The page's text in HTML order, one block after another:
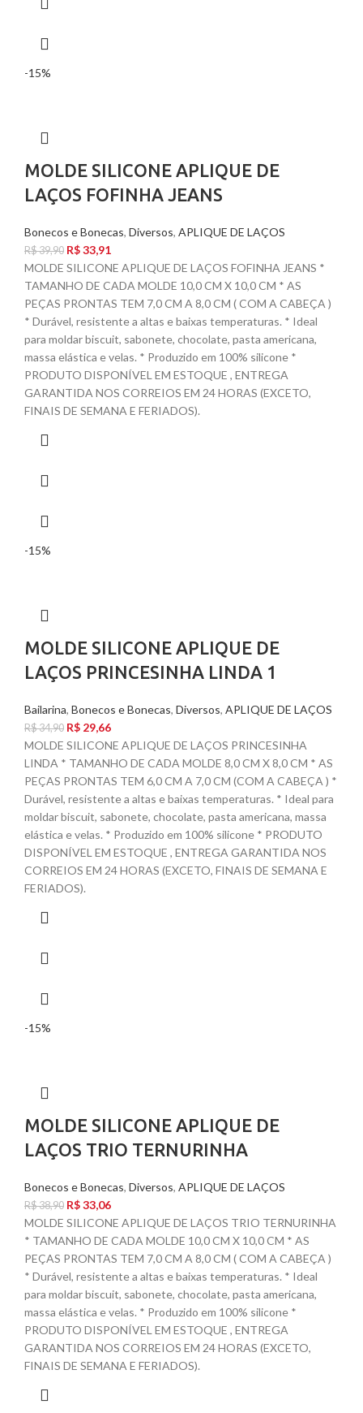
-15%
MOLDE SILICONE APLIQUE DE
LAÇOS FOFINHA JEANS
Bonecos e Bonecas, Diversos, APLIQUE DE LAÇOS
R$39,90 R$33,91
MOLDE SILICONE APLIQUE DE LAÇOS FOFINHA JEANS *
TAMANHO DE CADA MOLDE 10,0 CM X 10,0 CM * AS
PEÇAS PRONTAS TEM 7,0 CM A 8,0 CM ( COM A CABEÇA )
* Durável, resistente a altas e baixas temperaturas. * Ideal
para moldar biscuit, sabonete, chocolate, pasta americana,
massa elástica e velas. * Produzido em 100% silicone *
PRODUTO DISPONÍVEL EM ESTOQUE , ENTREGA
GARANTIDA NOS CORREIOS EM 24 HORAS (EXCETO,
FINAIS DE SEMANA E FERIADOS).
-15%
MOLDE SILICONE APLIQUE DE
LAÇOS PRINCESINHA LINDA 1
Bailarina, Bonecos e Bonecas, Diversos, APLIQUE DE LAÇOS
R$34,90 R$ 29,66
MOLDE SILICONE APLIQUE DE LAÇOS PRINCESINHA
LINDA * TAMANHO DE CADA MOLDE 8,0 CM X 8,0 CM * AS
PEÇAS PRONTAS TEM 6,0 CM A 7,0 CM (COM A CABEÇA ) *
Durável, resistente a altas e baixas temperaturas. * Ideal para
moldar biscuit, sabonete, chocolate, pasta americana, massa
elástica e velas. * Produzido em 100% silicone * PRODUTO
DISPONÍVEL EM ESTOQUE , ENTREGA GARANTIDA NOS
CORREIOS EM 24 HORAS (EXCETO, FINAIS DE SEMANA E
FERIADOS).
-15%
MOLDE SILICONE APLIQUE DE
LAÇOS TRIO TERNURINHA
Bonecos e Bonecas, Diversos, APLIQUE DE LAÇOS
R$38,90 R$33,06
MOLDE SILICONE APLIQUE DE LAÇOS TRIO TERNURINHA
* TAMANHO DE CADA MOLDE 10,0 CM X 10,0 CM * AS
PEÇAS PRONTAS TEM 7,0 CM A 8,0 CM ( COM A CABEÇA )
* Durável, resistente a altas e baixas temperaturas. * Ideal
para moldar biscuit, sabonete, chocolate, pasta americana,
massa elástica e velas. * Produzido em 100% silicone *
PRODUTO DISPONÍVEL EM ESTOQUE , ENTREGA
GARANTIDA NOS CORREIOS EM 24 HORAS (EXCETO,
FINAIS DE SEMANA E FERIADOS).